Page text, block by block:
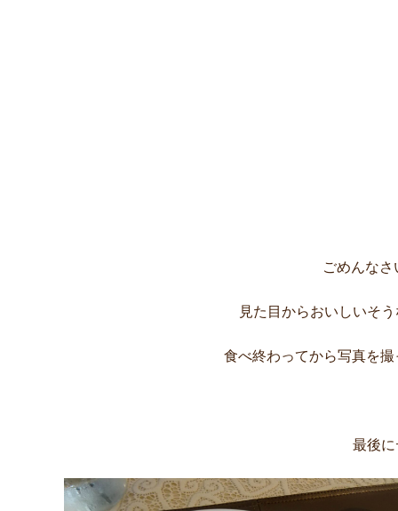
ごめんなさ
見た目からおいしいそ
食べ終わってから写真を
最後